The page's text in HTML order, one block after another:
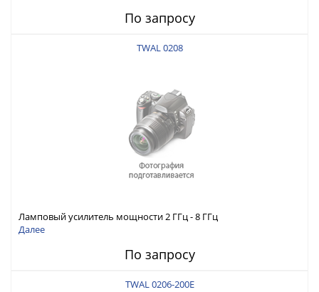
По запросу
TWAL 0208
Ламповый усилитель мощности 2 ГГц - 8 ГГц
Далее
По запросу
TWAL 0206-200E